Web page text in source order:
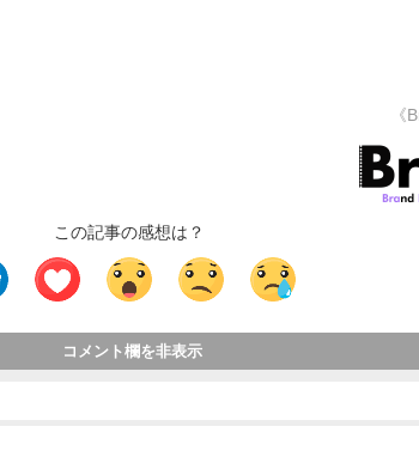
《
この記事の感想は？
コメント欄を非表示